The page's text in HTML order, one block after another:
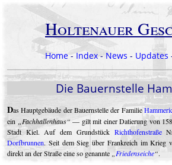
Holtenauer
Home-Index- News - Updates
Die Bauernstelle
Das Hauptgebäude der Bauernstelle der Familie
ein
Fachhallenhaus
— gilt mit einer Datierung von
Stadt Kiel. Auf dem Grundstück Richthofenstraße
Dorfbrunnen. Seit dem Sieg über Frankreich im Krieg
direkt an der Straße eine so genannte
Friedenseiche .